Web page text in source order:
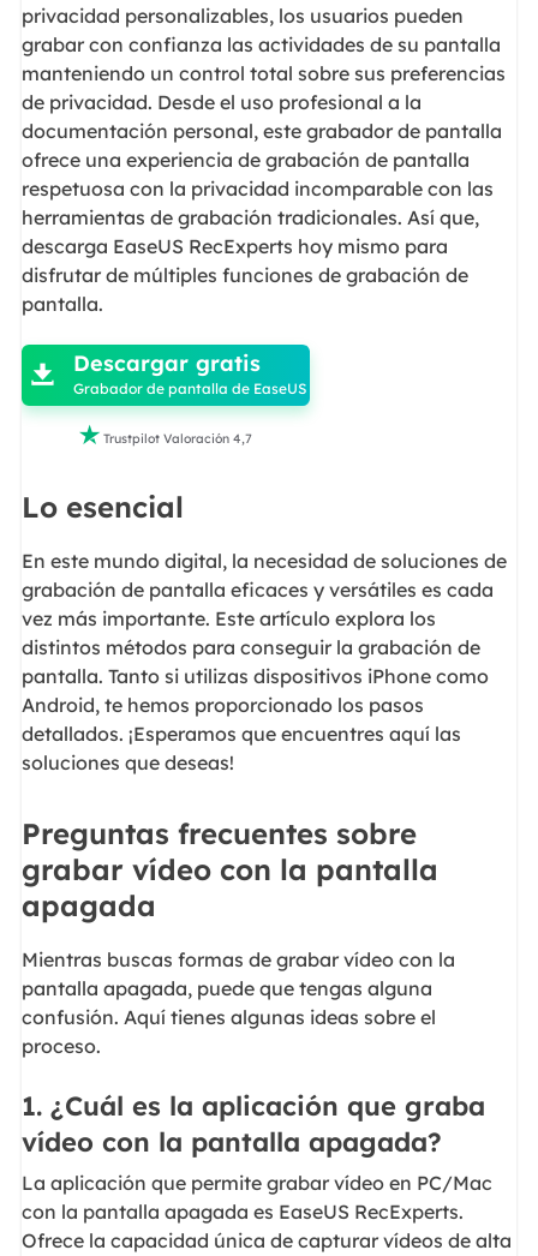
privacidad personalizables, los usuarios pueden
grabar con confianza las actividades de su pantalla
manteniendo un control total sobre sus preferencias
de privacidad. Desde el uso profesional a la
documentación personal, este grabador de pantalla
ofrece una experiencia de grabación de pantalla
respetuosa con la privacidad incomparable con las
herramientas de grabación tradicionales. Así que,
descarga EaseUS RecExperts hoy mismo para
disfrutar de múltiples funciones de grabación de
pantalla.

 Descargar gratis
Grabador de pantalla de EaseUS
 Trustpilot Valoración 4,7
Lo esencial
En este mundo digital, la necesidad de soluciones de
grabación de pantalla eficaces y versátiles es cada
vez más importante. Este artículo explora los
distintos métodos para conseguir la grabación de
pantalla. Tanto si utilizas dispositivos iPhone como
Android, te hemos proporcionado los pasos
detallados. ¡Esperamos que encuentres aquí las
soluciones que deseas!
Preguntas frecuentes sobre
grabar vídeo con la pantalla
apagada
Mientras buscas formas de grabar vídeo con la
pantalla apagada, puede que tengas alguna
confusión. Aquí tienes algunas ideas sobre el
proceso.
1. ¿Cuál es la aplicación que graba
vídeo con la pantalla apagada?
La aplicación que permite grabar vídeo en PC/Mac
con la pantalla apagada es EaseUS RecExperts.
Ofrece la capacidad única de capturar vídeos de alta